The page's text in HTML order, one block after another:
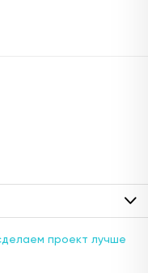
проект лучше